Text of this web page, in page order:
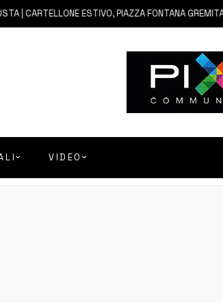
ESTIVO, PIAZZA FONTANA GREMITA
VIDEO